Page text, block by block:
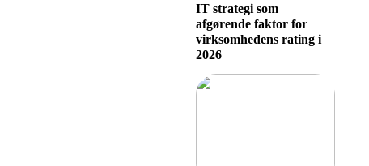
IT strategi som
afgørende faktor for
virksomhedens rating i
2026